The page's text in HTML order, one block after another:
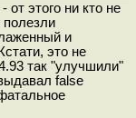
этого ни кто не
полезли
и
это не
так "улучшили"
false